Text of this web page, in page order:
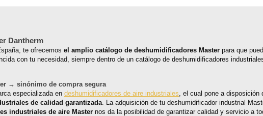
Dantherm
te ofrecemos el amplio catálogo de deshumidificadores Master para que
con tu necesidad, siempre dentro de un catálogo de deshumidificadores
→ sinónimo de compra segura
especializada en deshumidificadores de aire industriales , el cual pone a
de calidad garantizada . La adquisición de tu deshumidificador industrial
industriales de aire Master nos da la posibilidad de garantizar calidad y servicio a